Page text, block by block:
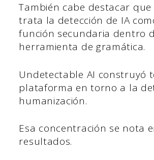
También cabe destacar
trata la detección de IA
función secundaria dentro
herramienta de gramática.
Undetectable AI construyó
plataforma en torno a la
humanización.
Esa concentración se nota
resultados.